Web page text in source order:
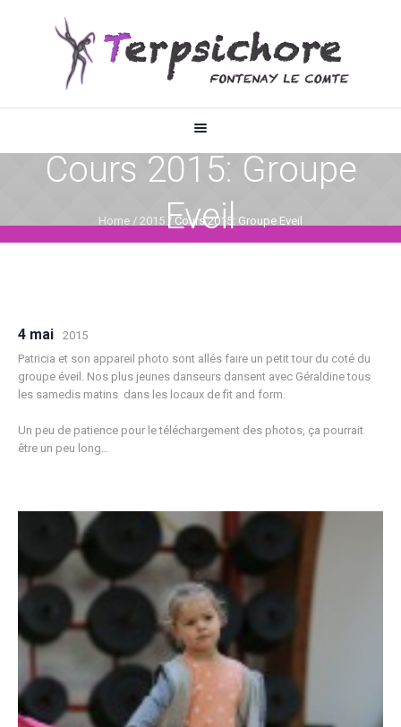
Cours 2015: Groupe
Eveil
Home / 2015 / Cours 2015: Groupe Eveil
4 mai
2015
Patricia et son appareil photo sont allés faire un petit tour du coté du
groupe éveil. Nos plus jeunes danseurs dansent avec Géraldine tous
les samedis matins dans les locaux de fit and form.
Un peu de patience pour le téléchargement des photos, ça pourrait
être un peu long…